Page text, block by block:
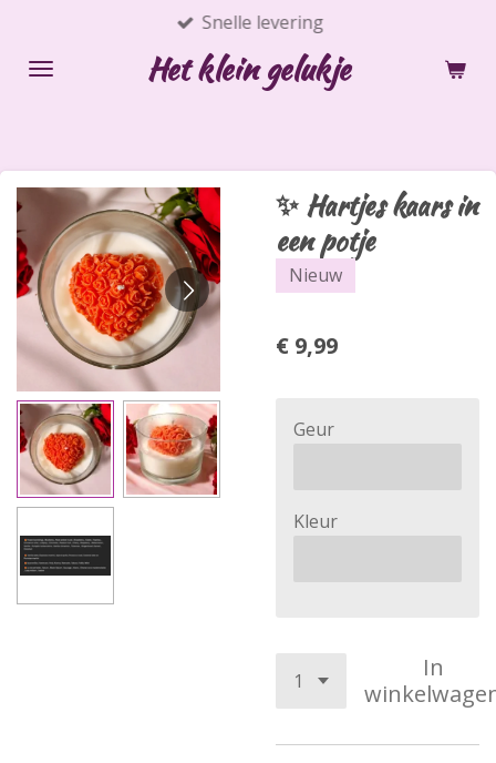
naar
Het klein gelukje
Snelle levering
✨ Hartjes kaars in
een potje
Nieuw
€ 9,99
Geur
Kleur
In